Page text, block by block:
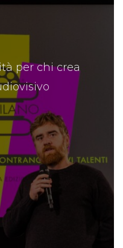
per chi crea